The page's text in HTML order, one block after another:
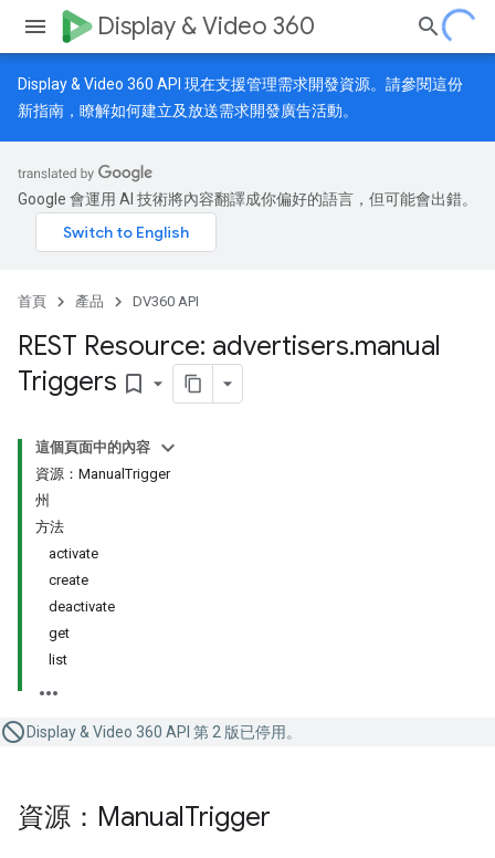
Display & Video 360
Display & Video 360 API 現在支援管理需求開發資源。請參閱這份
新指南 ，瞭解如何建立及放送需求開發廣告活動。
Google 會運用 AI 技術將內容翻譯成你偏好的語言，但可能會出錯。
首頁 產品 DV360 API
REST Resource: advertisers.manual
Triggers bookmark_border
這個頁面中的內容
資源：ManualTrigger
州
方法
activate
create
deactivate
get
list
Display & Video 360 API 第 2 版已停用。
資源：ManualTrigger